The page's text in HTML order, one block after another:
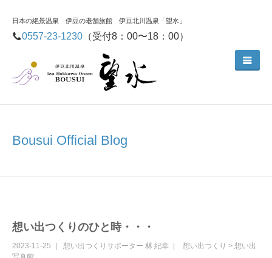
日本の絶景温泉 伊豆の老舗旅館 伊豆北川温泉「望水」
0557-23-1230 （受付8：00〜18：00）
Bousui Official Blog
想い出つくりのひと時・・・
2023-11-25 想い出つくりサポーター 林 紀幸 想い出つくり > 想い出